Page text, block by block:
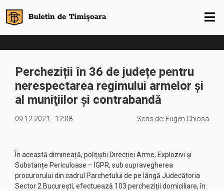
Percheziții în 36 de județe pentru
nerespectarea regimului armelor şi
al muniţiilor și contrabandă
09.12.2021 - 12:08 Scris de: Eugen Chiosa
În această dimineață, polițiștii Direcției Arme, Explozivi și
Substanțe Periculoase – IGPR, sub supravegherea
procurorului din cadrul Parchetului de pe lângă Judecătoria
Sector 2 București, efectuează 103 percheziții domiciliare, în